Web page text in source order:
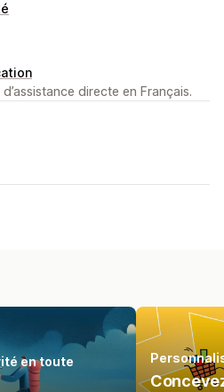
directe en Français.
en toute